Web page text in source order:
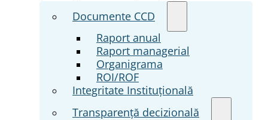
Documente CCD
Raport anual
Raport managerial
Organigrama
ROI/ROF
Integritate Instituțională
Transparenţă decizională